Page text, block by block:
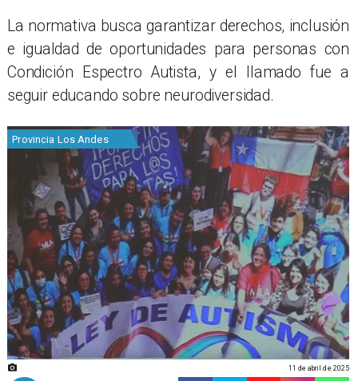
​​La normativa busca garantizar derechos, inclusión
e igualdad de oportunidades para personas con
Condición Espectro Autista, y el llamado fue a
seguir educando sobre neurodiversidad.
Provincia Los Andes
11 de abril de 2025